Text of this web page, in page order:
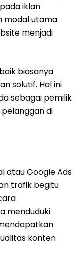
iklan
modal utama
menjadi
biasanya
solutif. Hal ini
sebagai pemilik
di
atau Google Ads
trafik begitu
menduduki
konten